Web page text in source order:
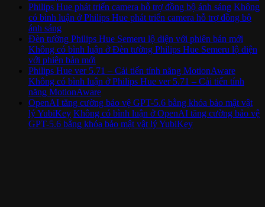
Philips Hue phát triển camera hỗ trợ đồng bộ ánh sáng Không
có bình luận ở Philips Hue phát triển camera hỗ trợ đồng bộ
ánh sáng
Đèn tường Philips Hue Semeru lộ diện với phiên bản mới
Không có bình luận ở Đèn tường Philips Hue Semeru lộ diện
với phiên bản mới
Philips Hue ver 5.71 – Cải tiến tính năng MotionAware
Không có bình luận ở Philips Hue ver 5.71 – Cải tiến tính
năng MotionAware
OpenAI tăng cường bảo vệ GPT-5.6 bằng khóa bảo mật vật
lý YubiKey Không có bình luận ở OpenAI tăng cường bảo vệ
GPT-5.6 bằng khóa bảo mật vật lý YubiKey